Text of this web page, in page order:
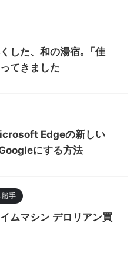
した、和の湯宿｡「佳
てきました
Edgeの新しい
にする方法
勝手
イムマシン デロリアン買